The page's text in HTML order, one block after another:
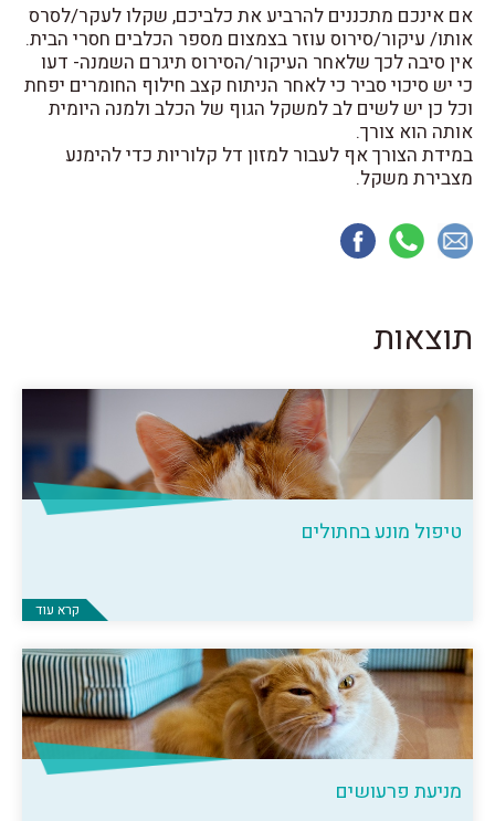
אם אינכם מתכננים להרביע את כלביכם, שקלו לעקר/לסרס
אותו/ עיקור/סירוס עוזר בצמצום מספר הכלבים חסרי הבית.
אין סיבה לכך שלאחר העיקור/הסירוס תיגרם השמנה- דעו
כי יש סיכוי סביר כי לאחר הניתוח קצב חילוף החומרים יפחת
וכל כן יש לשים לב למשקל הגוף של הכלב ולמנה היומית
אותה הוא צורך.
במידת הצורך אף לעבור למזון דל קלוריות כדי להימנע
מצבירת משקל.
תוצאות
טיפול מונע בחתולים
קרא עוד
מניעת פרעושים